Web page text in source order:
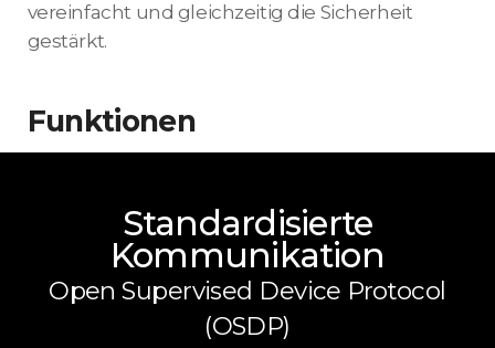
vereinfacht und gleichzeitig die Sicherheit
gestärkt.
Funktionen
Standardisierte
Kommunikation
Open Supervised Device Protocol
(OSDP)